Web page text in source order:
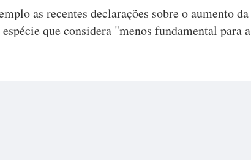
as recentes declarações sobre o aumento da
que considera "menos fundamental para a